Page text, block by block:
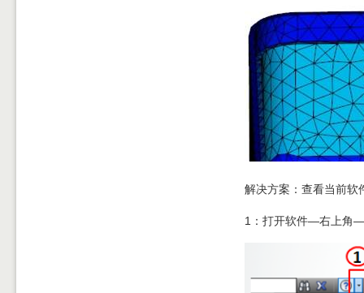
解决方案：查看当前软
1：打开软件—右上角—